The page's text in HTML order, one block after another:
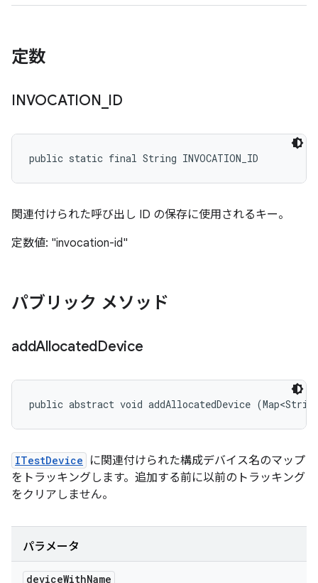
定数
INVOCATION ID
public static final String INVOCATION_ID
関連付けられた呼び出し ID の保存に使用されるキー。
定数値: "invocation-id"
パブリック メソッド
addAllocatedDevice
public abstract void addAllocatedDevice
ITestDevice
に関連付けられた構成デバイス名のマップ
をトラッキングします。追加する前に以前のトラッキング
をクリアしません。
パラメータ
deviceWithName